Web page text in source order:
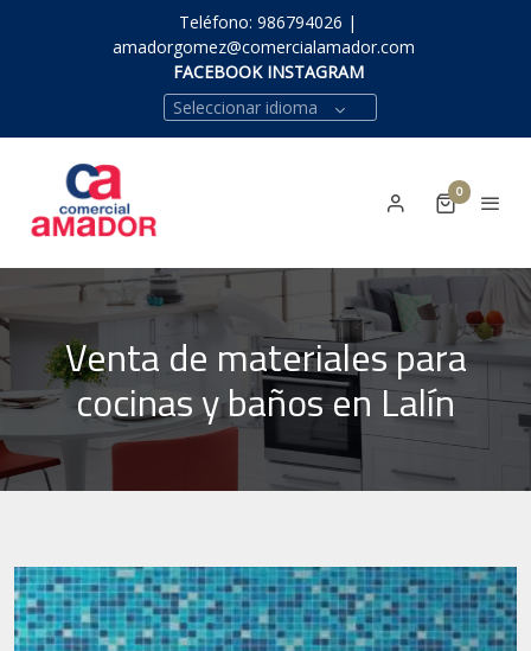
Teléfono: 986794026 |
amadorgomez@comercialamador.com
FACEBOOK INSTAGRAM
Seleccionar idioma
0
Venta de materiales para
cocinas y baños en Lalín